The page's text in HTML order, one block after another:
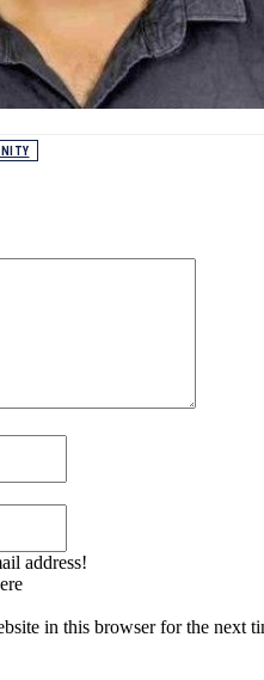
address!
in this browser for the next